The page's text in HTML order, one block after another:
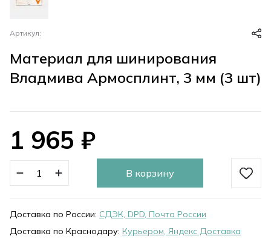
Артикул:
Материал для шинирования
Владмива Армосплинт, 3 мм (3 шт)
1 965 ₽
В корзину
Доставка по России: СДЭК, DPD, Почта России
Доставка по Краснодару: Курьером, Яндекс Доставка